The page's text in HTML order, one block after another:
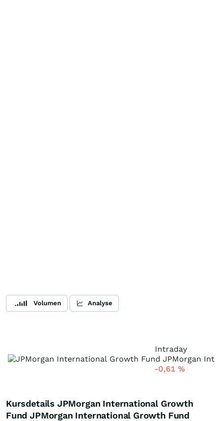
Volumen Analyse
Intraday
-0,61 %
Kursdetails JPMorgan International Growth
Fund JPMorgan International Growth Fund